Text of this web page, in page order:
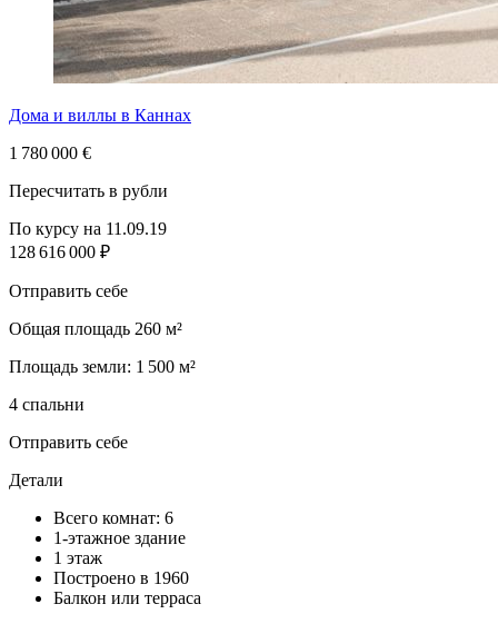
Дома и виллы в Каннах
1 780 000 €
Пересчитать в рубли
По курсу на 11.09.19
128 616 000 ₽
Отправить себе
Общая площадь 260 м²
Площадь земли: 1 500 м²
4 спальни
Отправить себе
Детали
Всего комнат: 6
1-этажное здание
1 этаж
Построено в 1960
Балкон или терраса